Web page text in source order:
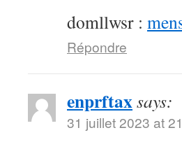
domllwsr :
Répondre
enprftaxsays:
31 juillet 2023 at